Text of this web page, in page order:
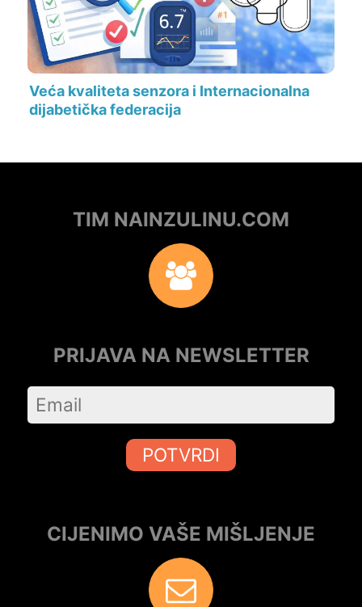
Veća kvaliteta senzora i Internacionalna
dijabetička federacija
TIM NAINZULINU.COM
PRIJAVA NA NEWSLETTER
POTVRDI
CIJENIMO VAŠE MIŠLJENJE